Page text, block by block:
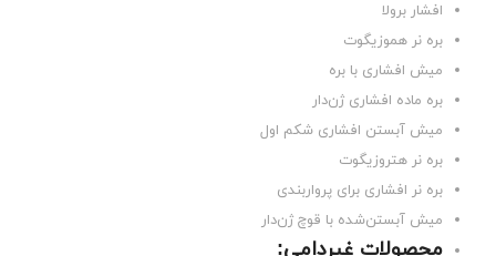
افشار برولا
بره نر هموزیگوت
میش افشاری با بره
بره ماده افشاری ژن‌دار
میش آبستن افشاری شکم اول
بره نر هتروزیگوت
بره نر افشاری برای پرواربندی
میش آبستن‌شده با قوچ ژن‌دار
محصولات غیردامی: